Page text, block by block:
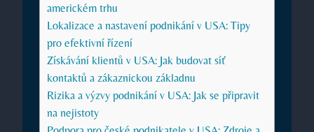
americkém trhu
Lokalizace a nastavení podnikání v USA: Tipy
pro efektivní řízení
Získávání klientů v USA: Jak budovat síť
kontaktů a zákaznickou základnu
Rizika a výzvy podnikání v USA: Jak se připravit
na nejistoty